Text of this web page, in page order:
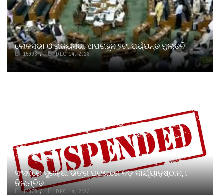
ଲୋକସଭା ଓ ରାଜ୍ୟସଭା ଅପରାହ୍ନ ୨ଟା ପର୍ୟ୍ୟନ୍ତ ମୁଲତବି
15908 DEC 14, 2023
ସଂସଦରେ ସୁରକ୍ଷା ଭଙ୍ଗ ଘଟଣାରେ ବଡ଼ କାର୍ଯ୍ୟାନୁଷ୍ଠାନ, ୮
ନିଲମ୍ବିତ
14078 DEC 14, 2023